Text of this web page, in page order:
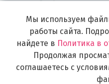
самых изысканных и необычных
Мы используем
работы сайта.
найдете в Политика в
Продолжая
соглашаетесь с